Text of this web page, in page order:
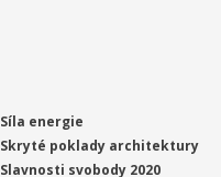
Síla energie
Skryté poklady architektury
Slavnosti svobody 2020